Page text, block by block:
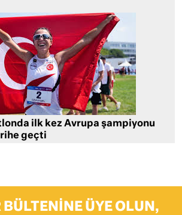
ilk kez Avrupa şampiyonu
geçti
ÜYE OLUN,